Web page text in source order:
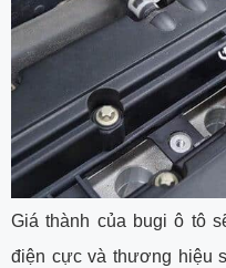
Giá thành của bugi ô tô
điện cực và thương hiệu